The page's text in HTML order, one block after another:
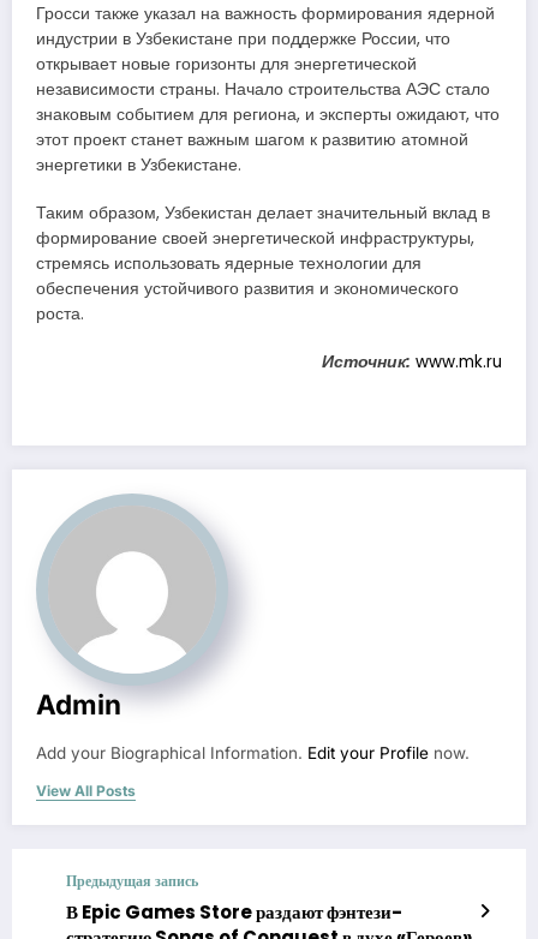
Гросси также указал на важность формирования ядерной
индустрии в Узбекистане при поддержке России, что
открывает новые горизонты для энергетической
независимости страны. Начало строительства АЭС стало
знаковым событием для региона, и эксперты ожидают, что
этот проект станет важным шагом к развитию атомной
энергетики в Узбекистане.
Таким образом, Узбекистан делает значительный вклад в
формирование своей энергетической инфраструктуры,
стремясь использовать ядерные технологии для
обеспечения устойчивого развития и экономического
роста.
Источник: www.mk.ru
Admin
Add your Biographical Information. Edit your Profile now.
View All Posts
Предыдущая запись
В Epic Games Store раздают фэнтези-